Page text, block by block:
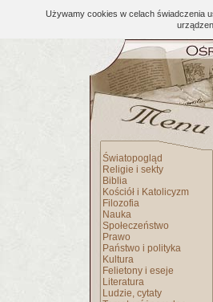
Używamy cookies w celach świadczenia
Światopogląd
Religie i sekty
Biblia
Kościół i Katolicyzm
Filozofia
Nauka
Społeczeństwo
Prawo
Państwo i polityka
Kultura
Felietony i eseje
Literatura
Ludzie, cytaty